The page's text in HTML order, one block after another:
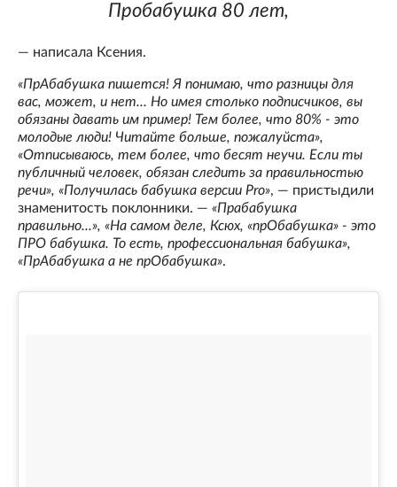
Пробабушка 80 лет,
— написала Ксения.
«ПрАбабушка пишется! Я понимаю, что разницы для
вас, может, и нет... Но имея столько подписчиков, вы
обязаны давать им пример! Тем более, что 80% - это
молодые люди! Читайте больше, пожалуйста»,
«Отписываюсь, тем более, что бесят неучи. Если ты
публичный человек, обязан следить за правильностью
речи», «Получилась бабушка версии Pro», — пристыдили
знаменитость поклонники. — «Прабабушка
правильно...», «На самом деле, Ксюх, «прОбабушка» - это
ПРО бабушка. То есть, профессиональная бабушка»,
«ПрАбабушка а не прОбабушка».